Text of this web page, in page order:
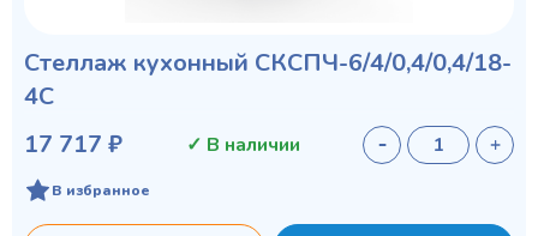
Стеллаж кухонный СКСПЧ-6/4/0,4/0,4/18-
4С
17 717 ₽
✓ В наличии
В избранное